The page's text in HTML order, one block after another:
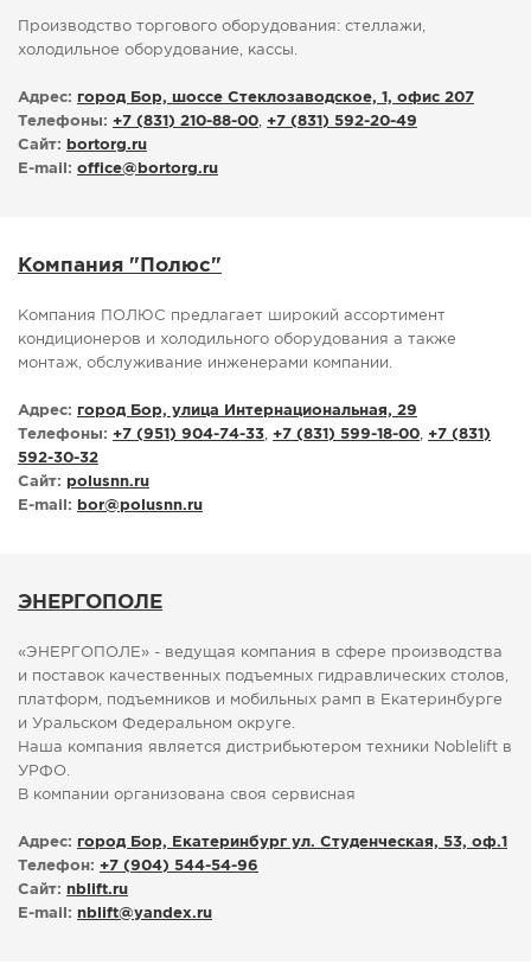
Производство торгового оборудования: стеллажи,
холодильное оборудование, кассы.
Адрес: город Бор, шоссе Стеклозаводское, 1, офис 207
Телефоны: +7 (831) 210-88-00, +7 (831) 592-20-49
Сайт:
bortorg.ru
E-mail: office@ bortorg.ru
Компания "Полюс"
Компания ПОЛЮС предлагает широкий ассортимент
кондиционеров и холодильного оборудования а также
монтаж, обслуживание инженерами компании.
Адрес: город Бор, улица Интернациональная, 29
Телефоны: +7 (951) 904-74-33, +7 (831) 599-18-00, +7 (831)
592-30-32
Сайт: polusnn.ru
E-mail:
bor@polusnn.ru
ЭНЕРГОПОЛЕ
«ЭНЕРГОПОЛЕ» - ведущая компания в сфере производства
и поставок качественных подъемных гидравлических столов,
платформ, подъемников и мобильных рамп в Екатеринбурге
и Уральском Федеральном округе.
Наша компания является дистрибьютером техники Noblelift в
УРФО.
В компании организована своя сервисная
Адрес: город Бор, Екатеринбург ул. Студенческая, 53, оф.1
Телефон: +7 (904) 544-54-96
Сайт: nblift.ru
E-mail: nblift@yandex.ru